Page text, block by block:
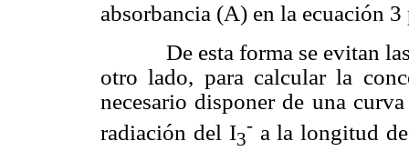
absorbancia (A) en la ecuación
De esta forma se evitan las
otro lado, para calcular la
necesario disponer de una
radiación del I3
-a la longitud de